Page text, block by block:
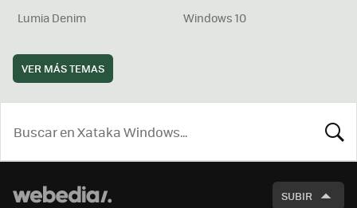
Lumia Denim
Windows 10
VER MÁS TEMAS
SUBIR